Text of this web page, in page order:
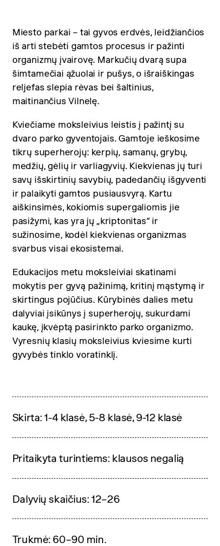
Miesto parkai – tai gyvos erdvės, leidžiančios
iš arti stebėti gamtos procesus ir pažinti
organizmų įvairovę. Markučių dvarą supa
šimtamečiai ąžuolai ir pušys, o išraiškingas
reljefas slepia rėvas bei šaltinius,
maitinančius Vilnelę.
Kviečiame moksleivius leistis į pažintį su
dvaro parko gyventojais. Gamtoje ieškosime
tikrų superherojų: kerpių, samanų, grybų,
medžių, gėlių ir varliagyvių. Kiekvienas jų turi
savų išskirtinių savybių, padedančių išgyventi
ir palaikyti gamtos pusiausvyrą. Kartu
aiškinsimės, kokiomis supergaliomis jie
pasižymi, kas yra jų „kriptonitas“ ir
sužinosime, kodėl kiekvienas organizmas
svarbus visai ekosistemai.
Edukacijos metu moksleiviai skatinami
mokytis per gyvą pažinimą, kritinį mąstymą ir
skirtingus pojūčius. Kūrybinės dalies metu
dalyviai įsikūnys į superherojų, sukurdami
kaukę, įkvėptą pasirinkto parko organizmo.
Vyresnių klasių moksleivius kviesime kurti
gyvybės tinklo voratinklį.
Skirta: 1-4 klasė, 5-8 klasė, 9-12 klasė
Pritaikyta turintiems: klausos negalią
Dalyvių skaičius: 12–26
Trukmė: 60–90 min.